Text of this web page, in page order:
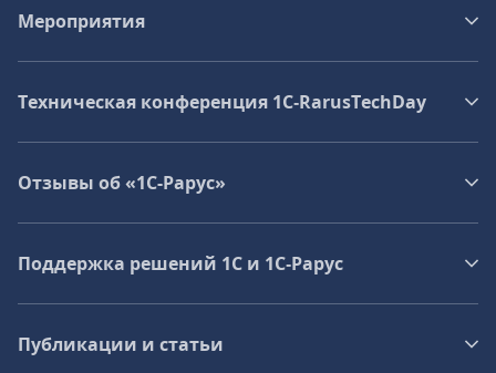
Мероприятия
Техническая конференция 1C‑RarusTechDay
Отзывы об «1С-Рарус»
Поддержка решений 1С и 1С‑Рарус
Публикации и статьи